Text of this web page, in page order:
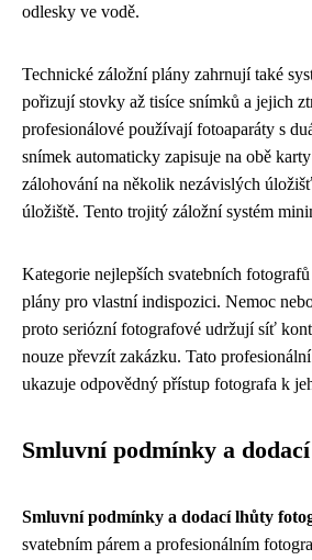
odlesky ve vodě.
Technické záložní plány zahrnují také
pořizují stovky až tisíce snímků a jejich
profesionálové používají fotoaparáty s
snímek automaticky zapisuje na obě
zálohování na několik nezávislých
úložiště. Tento trojitý záložní systém
Kategorie nejlepších svatebních
plány pro vlastní indispozici. Nemoc
proto seriózní fotografové udržují síť
nouze převzít zakázku. Tato
ukazuje odpovědný přístup fotografa k
Smluvní podmínky a
Smluvní podmínky a dodací lhůty
svatebním párem a profesionálním